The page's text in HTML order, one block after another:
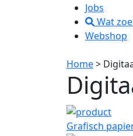
Jobs
Wat
Webshop
Home>
Grafisch